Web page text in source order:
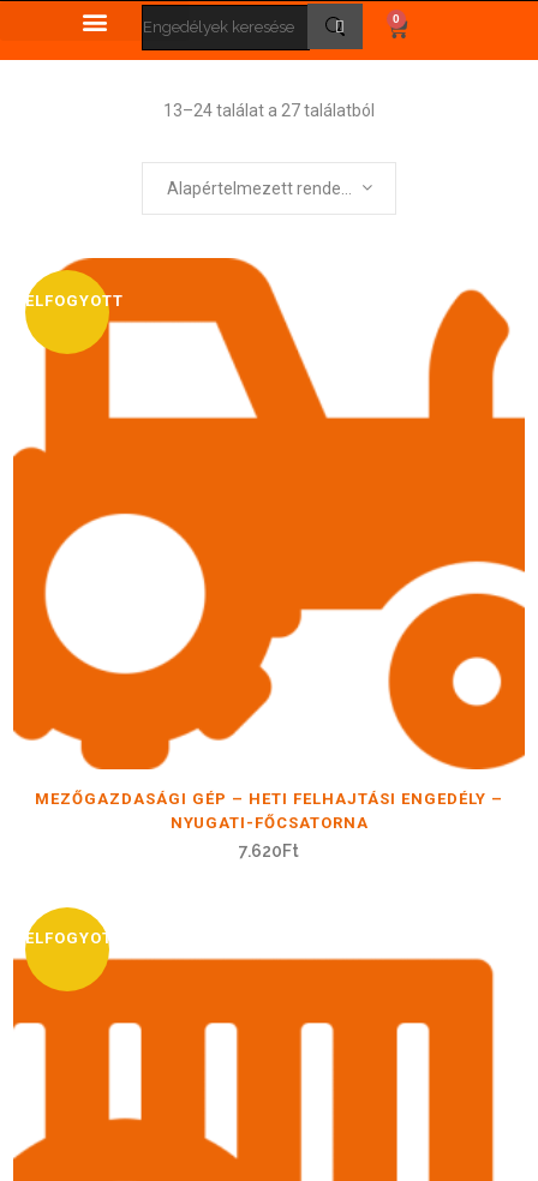
0
13–24 találat a 27 találatból
ELFOGYOTT
MEZŐGAZDASÁGI GÉP – HETI FELHAJTÁSI ENGEDÉLY –
NYUGATI-FŐCSATORNA
7.620Ft
ELFOGYOTT